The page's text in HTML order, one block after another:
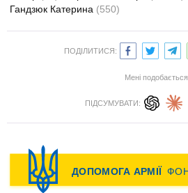
Гандзюк Катерина (550)
ПОДІЛИТИСЯ:
Мені подобається
ПІДСУМУВАТИ: